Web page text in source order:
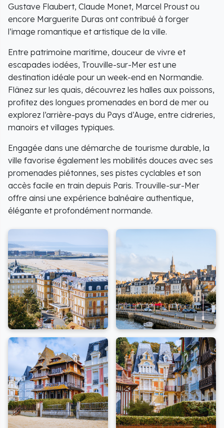
Gustave Flaubert, Claude Monet, Marcel Proust ou
encore Marguerite Duras ont contribué à forger
l’image romantique et artistique de la ville.
Entre patrimoine maritime, douceur de vivre et
escapades iodées, Trouville-sur-Mer est une
destination idéale pour un week-end en Normandie.
Flânez sur les quais, découvrez les halles aux poissons,
profitez des longues promenades en bord de mer ou
explorez l’arrière-pays du Pays d’Auge, entre cidreries,
manoirs et villages typiques.
Engagée dans une démarche de tourisme durable, la
ville favorise également les mobilités douces avec ses
promenades piétonnes, ses pistes cyclables et son
accès facile en train depuis Paris. Trouville-sur-Mer
offre ainsi une expérience balnéaire authentique,
élégante et profondément normande.